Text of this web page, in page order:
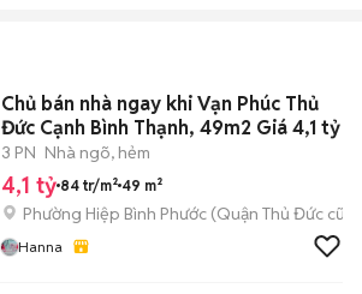
Chủ bán nhà ngay khi Vạn Phúc Thủ
Đức Cạnh Bình Thạnh, 49m2 Giá 4,1 tỷ
3 PN Nhà ngõ, hẻm
4,1 tỷ 84 tr/m² 49 m²
Phường Hiệp Bình Phước (Quận Thủ Đức cũ)
Hanna